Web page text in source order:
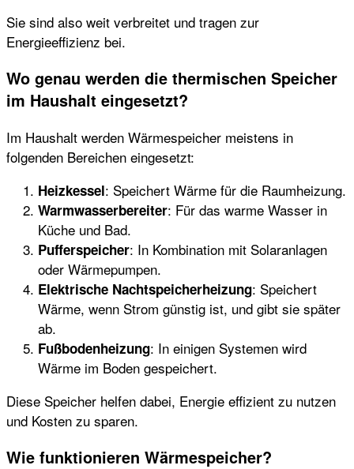
Sie sind also weit verbreitet und tragen zur
Energieeffizienz bei.
Wo genau werden die thermischen Speicher
im Haushalt eingesetzt?
Im Haushalt werden Wärmespeicher meistens in
folgenden Bereichen eingesetzt:
Heizkessel: Speichert Wärme für die Raumheizung.
Warmwasserbereiter: Für das warme Wasser in
Küche und Bad.
Pufferspeicher: In Kombination mit Solaranlagen
oder Wärmepumpen.
Elektrische Nachtspeicherheizung: Speichert
Wärme, wenn Strom günstig ist, und gibt sie später
ab.
Fußbodenheizung: In einigen Systemen wird
Wärme im Boden gespeichert.
Diese Speicher helfen dabei, Energie effizient zu nutzen
und Kosten zu sparen.
Wie funktionieren Wärmespeicher?